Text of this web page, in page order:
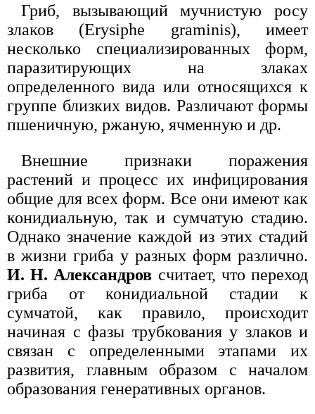
Гриб, вызывающий мучнистую росу
злаков (Erysiphe graminis), имеет
несколько специализированных форм,
паразитирующих на злаках
определенного вида или относящихся к
группе близких видов. Различают формы
пшеничную, ржаную, ячменную и др.
Внешние признаки поражения
растений и процесс их инфицирования
общие для всех форм. Все они имеют как
конидиальную, так и сумчатую стадию.
Однако значение каждой из этих стадий
в жизни гриба у разных форм различно.
И. Н. Александров считает, что переход
гриба от конидиальной стадии к
сумчатой, как правило, происходит
начиная с фазы трубкования у злаков и
связан с определенными этапами их
развития, главным образом с началом
образования генеративных органов.